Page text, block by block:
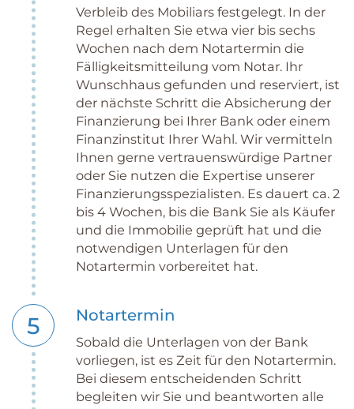
Verbleib des Mobiliars festgelegt. In der
Regel erhalten Sie etwa vier bis sechs
Wochen nach dem Notartermin die
Fälligkeitsmitteilung vom Notar. Ihr
Wunschhaus gefunden und reserviert, ist
der nächste Schritt die Absicherung der
Finanzierung bei Ihrer Bank oder einem
Finanzinstitut Ihrer Wahl. Wir vermitteln
Ihnen gerne vertrauenswürdige Partner
oder Sie nutzen die Expertise unserer
Finanzierungsspezialisten. Es dauert ca. 2
bis 4 Wochen, bis die Bank Sie als Käufer
und die Immobilie geprüft hat und die
notwendigen Unterlagen für den
Notartermin vorbereitet hat.
5 Notartermin
Sobald die Unterlagen von der Bank
vorliegen, ist es Zeit für den Notartermin.
Bei diesem entscheidenden Schritt
begleiten wir Sie und beantworten alle